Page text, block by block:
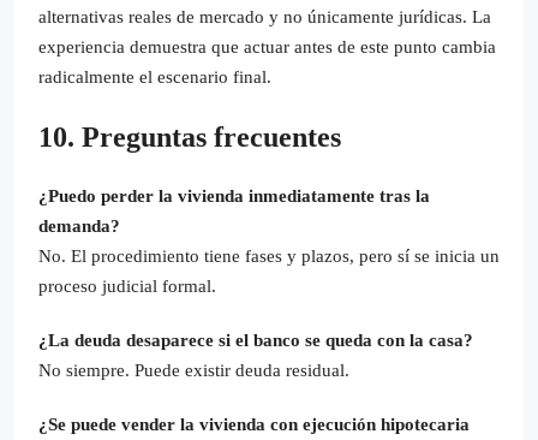
alternativas reales de mercado y no únicamente jurídicas. La
experiencia demuestra que actuar antes de este punto cambia
radicalmente el escenario final.
10. Preguntas frecuentes
¿Puedo perder la vivienda inmediatamente tras la
demanda?
No. El procedimiento tiene fases y plazos, pero sí se inicia un
proceso judicial formal.
¿La deuda desaparece si el banco se queda con la casa?
No siempre. Puede existir deuda residual.
¿Se puede vender la vivienda con ejecución hipotecaria